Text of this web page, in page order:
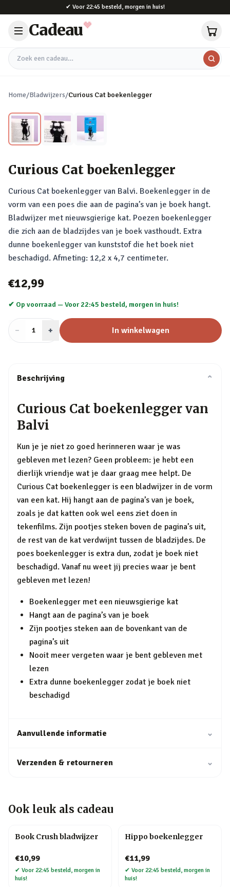
✔ Voor 22:45 besteld, morgen in huis!
Cadeau
Zoek een cadeau
Home/Bladwijzers/Curious Cat boekenlegger
Curious Cat boekenlegger
Curious Cat boekenlegger van Balvi. Boekenlegger in de
vorm van een poes die aan de pagina’s van je boek hangt.
Bladwijzer met nieuwsgierige kat. Poezen boekenlegger
die zich aan de bladzijdes van je boek vasthoudt. Extra
dunne boekenlegger van kunststof die het boek niet
beschadigd. Afmeting: 12,2 x 4,7 centimeter.
€12,99
✔ Op voorraad —Voor 22:45 besteld, morgen in huis!
− Aantal
1 + In winkelwagen
Beschrijving ⌄
Curious Cat boekenlegger van
Balvi
Kun je je niet zo goed herinneren waar je was
gebleven met lezen? Geen probleem: je hebt een
dierlijk vriendje wat je daar graag mee helpt. De
Curious Cat boekenlegger is een bladwijzer in de vorm
van een kat. Hij hangt aan de pagina’s van je boek,
zoals je dat katten ook wel eens ziet doen in
tekenfilms. Zijn pootjes steken boven de pagina’s uit,
de rest van de kat verdwijnt tussen de bladzijdes. De
poes boekenlegger is extra dun, zodat je boek niet
beschadigd. Vanaf nu weet jij precies waar je bent
gebleven met lezen!
Boekenlegger met een nieuwsgierige kat
Hangt aan de pagina’s van je boek
Zijn pootjes steken aan de bovenkant van de
pagina’s uit
Nooit meer vergeten waar je bent gebleven met
lezen
Extra dunne boekenlegger zodat je boek niet
beschadigd
Aanvullende informatie ⌄
Verzenden & retourneren ⌄
Ook leuk als cadeau
Book Crush bladwijzer
€10,99
✔ Voor 22:45 besteld, morgen in
huis!
Hippo boekenlegger
€11,99
✔ Voor 22:45 besteld, morgen in
huis!